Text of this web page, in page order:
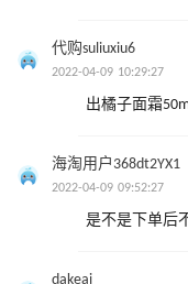
代购suliuxiu6
2022-04-09 10:29:27
出橘子面霜
海淘用户368dt2YX1
2022-04-09 09:52:27
是不是下单后
dakeai